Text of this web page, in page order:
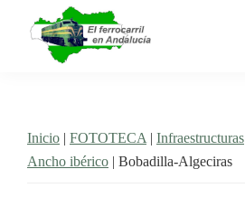
contenido
Andalucía
ferrocarril
en
Inicio | FOTOTECA | Infraestructuras
Ancho ibérico | Bobadilla-Algeciras